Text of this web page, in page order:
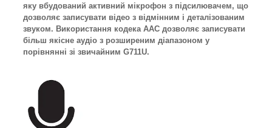
яку вбудований активний мікрофон з підсилювачем, що
дозволяє записувати відео з відмінним і деталізованим
звуком. Використання кодека AAC дозволяє записувати
більш якісне аудіо з розширеним діапазоном у
порівнянні зі звичайним G711U.